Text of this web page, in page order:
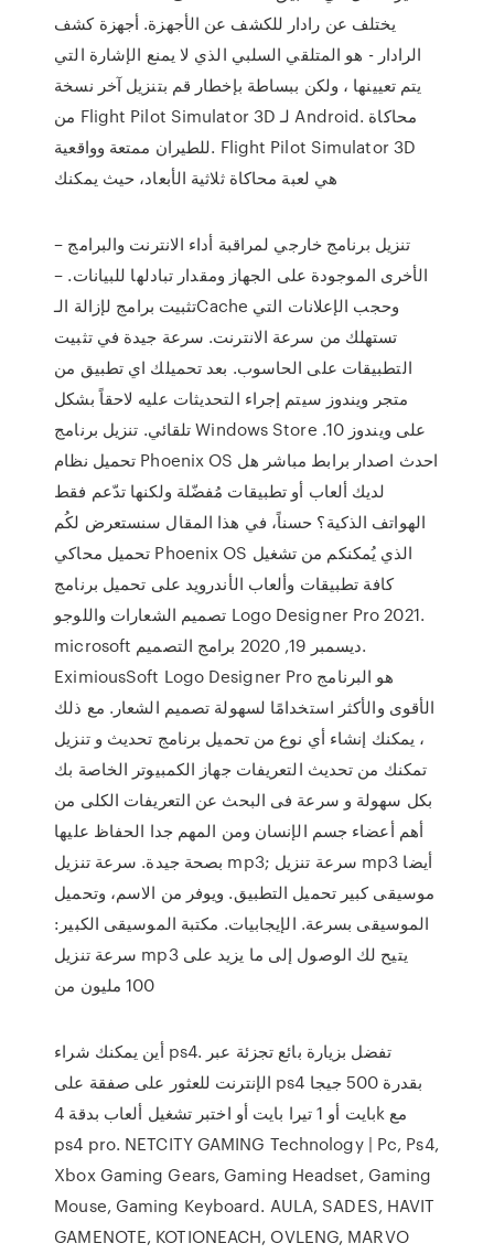
يختلف عن رادار للكشف عن الأجهزة. أجهزة كشف
الرادار - هو المتلقي السلبي الذي لا يمنع الإشارة التي
يتم تعيينها ، ولكن ببساطة بإخطار قم بتنزيل آخر نسخة
من Flight Pilot Simulator 3D لـ Android. محاكاة
للطيران ممتعة وواقعية. Flight Pilot Simulator 3D
هي لعبة محاكاة ثلاثية الأبعاد، حيث يمكنك
– تنزيل برنامج خارجي لمراقبة أداء الانترنت والبرامج
الأخرى الموجودة على الجهاز ومقدار تبادلها للبيانات. –
تثبيت برامج لإزالة الـCache وحجب الإعلانات التي
تستهلك من سرعة الانترنت. سرعة جيدة في تثبيت
التطبيقات على الحاسوب. بعد تحميلك اي تطبيق من
متجر ويندوز سيتم إجراء التحديثات عليه لاحقاً بشكل
تلقائي. تنزيل برنامج Windows Store على ويندوز 10.
تحميل نظام Phoenix OS احدث اصدار برابط مباشر هل
لديك ألعاب أو تطبيقات مُفضّلة ولكنها تدّعم فقط
الهواتف الذكية؟ حسناً، في هذا المقال سنستعرض لكُم
تحميل محاكي Phoenix OS الذي يُمكنكم من تشغيل
كافة تطبيقات وألعاب الأندرويد على تحميل برنامج
تصميم الشعارات واللوجو Logo Designer Pro 2021.
microsoft ديسمبر 19, 2020 برامج التصميم.
EximiousSoft Logo Designer Pro هو البرنامج
الأقوى والأكثر استخدامًا لسهولة تصميم الشعار. مع ذلك
، يمكنك إنشاء أي نوع من تحميل برنامج تحديث و تنزيل
تمكنك من تحديث التعريفات جهاز الكمبيوتر الخاصة بك
بكل سهولة و سرعة فى البحث عن التعريفات الكلى من
أهم أعضاء جسم الإنسان ومن المهم جدا الحفاظ عليها
بصحة جيدة. سرعة تنزيل mp3; سرعة تنزيل mp3 أيضا
موسيقى كبير تحميل التطبيق. ويوفر من الاسم، وتحميل
الموسيقى بسرعة. الإيجابيات. مكتبة الموسيقى الكبير:
سرعة تنزيل mp3 يتيح لك الوصول إلى ما يزيد على
100 مليون من
أين يمكنك شراء ps4. تفضل بزيارة بائع تجزئة عبر
الإنترنت للعثور على صفقة على ps4 بقدرة 500 جيجا
بايت أو 1 تيرا بايت أو اختبر تشغيل ألعاب بدقة 4k مع
ps4 pro. NETCITY GAMING Technology | Pc, Ps4,
Xbox Gaming Gears, Gaming Headset, Gaming
Mouse, Gaming Keyboard. AULA, SADES, HAVIT
GAMENOTE, KOTIONEACH, OVLENG, MARVO